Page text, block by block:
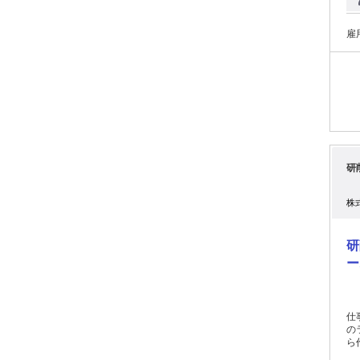
か
機
と
こ
ることが
の
仕
休
_/
雇
研
株
仕事内容: 工場・倉庫内
の
ら